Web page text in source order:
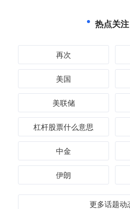
热点关注
再次
美国
美联储
杠杆股票什么意思
中金
伊朗
更多话题动